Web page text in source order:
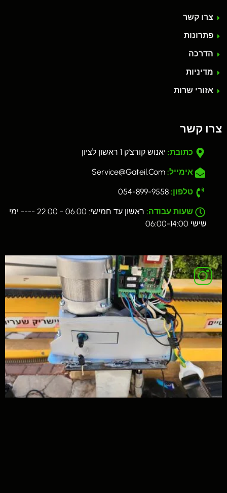
צרו קשר
פתרונות
הדרכה
מדיניות
אזורי שרות
צרו קשר
כתובת: יאנוש קורצ'ק 1 ראשון לציון
אימייל:
טלפון:
שעות עבודה:
ראשון עד חמישי: 06.00 - 22.00 ---- ימי
שישי 06:00-14:00